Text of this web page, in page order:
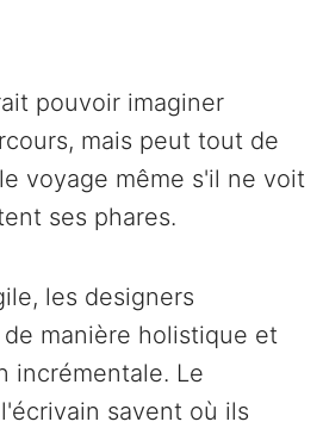
pouvoir imaginer
mais peut tout de
voyage même s'il ne voit
ses phares.
les designers
manière holistique et
incrémentale. Le
savent où ils